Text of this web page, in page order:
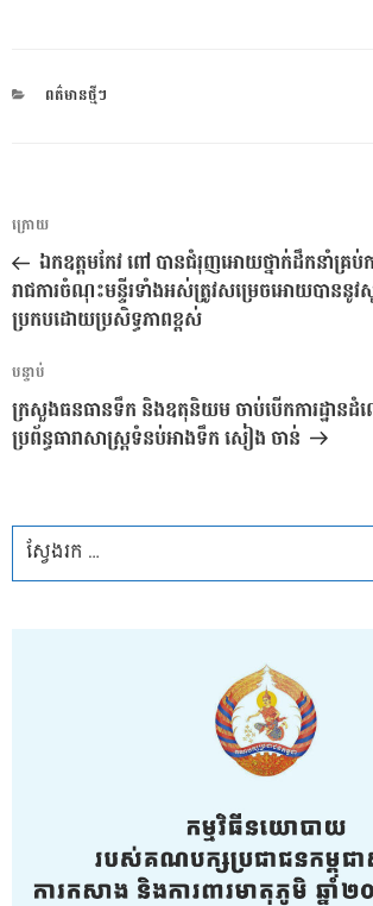
CATEGORIES
ពត៌មានថ្មីៗ
ការ​
នាំទិស​
ប្រកាស
អត្ថបទ
មុន
ក្រោយ
ឯកឧត្តមកែវ ពៅ បានជំរុញអោយថ្នាក់ដឹកនាំគ្រ
រាជការចំណុះមន្ទីរទាំងអស់ត្រូវសម្រេចអោយបាននូវ
ប្រកបដោយប្រសិទ្ធភាពខ្ពស់
អត្ថបទ
បន្ទាប់
បន្ទាប់
ក្រសួងធនធានទឹក និងឧតុនិយម ចាប់បើកការដ្ឋាន
ប្រព័ន្ធធារាសាស្ត្រទំនប់អាងទឹក សៀង ចាន់